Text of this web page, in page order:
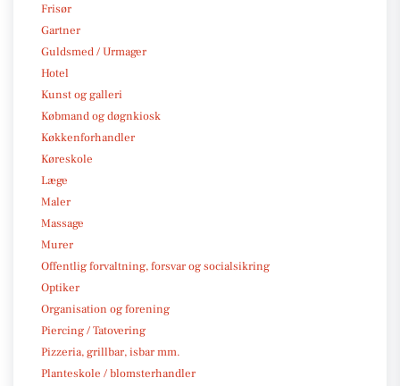
Frisør
Gartner
Guldsmed / Urmager
Hotel
Kunst og galleri
Købmand og døgnkiosk
Køkkenforhandler
Køreskole
Læge
Maler
Massage
Murer
Offentlig forvaltning, forsvar og socialsikring
Optiker
Organisation og forening
Piercing / Tatovering
Pizzeria, grillbar, isbar mm.
Planteskole / blomsterhandler